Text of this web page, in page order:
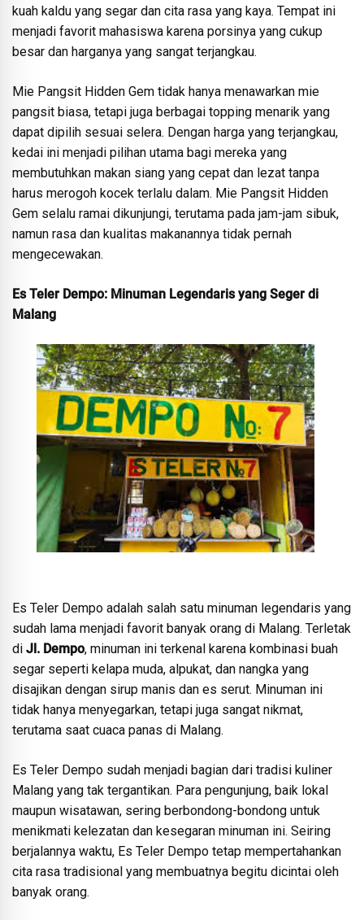
kuah kaldu yang segar dan cita rasa yang kaya. Tempat ini
menjadi favorit mahasiswa karena porsinya yang cukup
besar dan harganya yang sangat terjangkau.
Mie Pangsit Hidden Gem tidak hanya menawarkan mie
pangsit biasa, tetapi juga berbagai topping menarik yang
dapat dipilih sesuai selera. Dengan harga yang terjangkau,
kedai ini menjadi pilihan utama bagi mereka yang
membutuhkan makan siang yang cepat dan lezat tanpa
harus merogoh kocek terlalu dalam. Mie Pangsit Hidden
Gem selalu ramai dikunjungi, terutama pada jam-jam sibuk,
namun rasa dan kualitas makanannya tidak pernah
mengecewakan.
Es Teler Dempo: Minuman Legendaris yang Seger di
Malang
Es Teler Dempo adalah salah satu minuman legendaris yang
sudah lama menjadi favorit banyak orang di Malang. Terletak
di Jl. Dempo, minuman ini terkenal karena kombinasi buah
segar seperti kelapa muda, alpukat, dan nangka yang
disajikan dengan sirup manis dan es serut. Minuman ini
tidak hanya menyegarkan, tetapi juga sangat nikmat,
terutama saat cuaca panas di Malang.
Es Teler Dempo sudah menjadi bagian dari tradisi kuliner
Malang yang tak tergantikan. Para pengunjung, baik lokal
maupun wisatawan, sering berbondong-bondong untuk
menikmati kelezatan dan kesegaran minuman ini. Seiring
berjalannya waktu, Es Teler Dempo tetap mempertahankan
cita rasa tradisional yang membuatnya begitu dicintai oleh
banyak orang.